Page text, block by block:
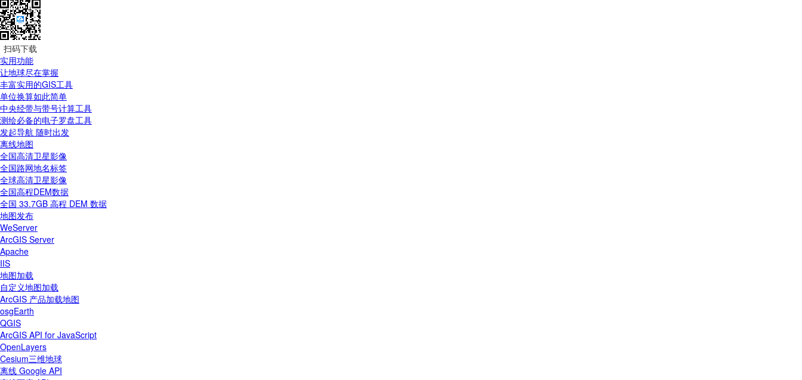
扫码下载
实用功能
让地球尽在掌握
丰富实用的GIS工具
单位换算如此简单
中央经带与带号计算工具
测绘必备的电子罗盘工具
发起导航 随时出发
离线地图
全国高清卫星影像
全国路网地名标签
全球高清卫星影像
全国高程DEM数据
全国 33.7GB 高程 DEM 数据
地图发布
WeServer
ArcGIS Server
Apache
IIS
地图加载
自定义地图加载
ArcGIS 产品加载地图
osgEarth
QGIS
ArcGIS API for JavaScript
OpenLayers
Cesium三维地球
离线 Google API